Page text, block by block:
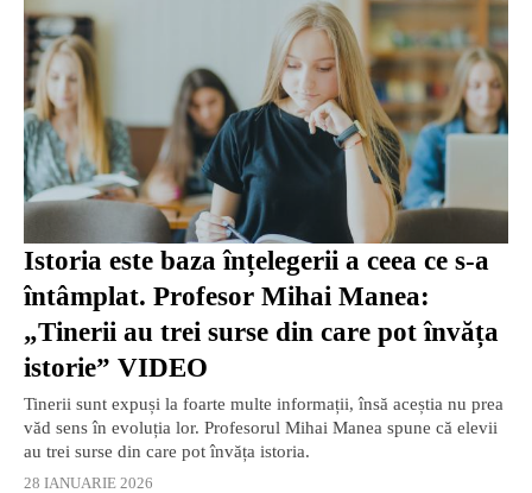
Istoria este baza înțelegerii a ceea ce s-a
întâmplat. Profesor Mihai Manea:
„Tinerii au trei surse din care pot învăța
istorie” VIDEO
Tinerii sunt expuși la foarte multe informații, însă aceștia nu prea
văd sens în evoluția lor. Profesorul Mihai Manea spune că elevii
au trei surse din care pot învăța istoria.
28 IANUARIE 2026